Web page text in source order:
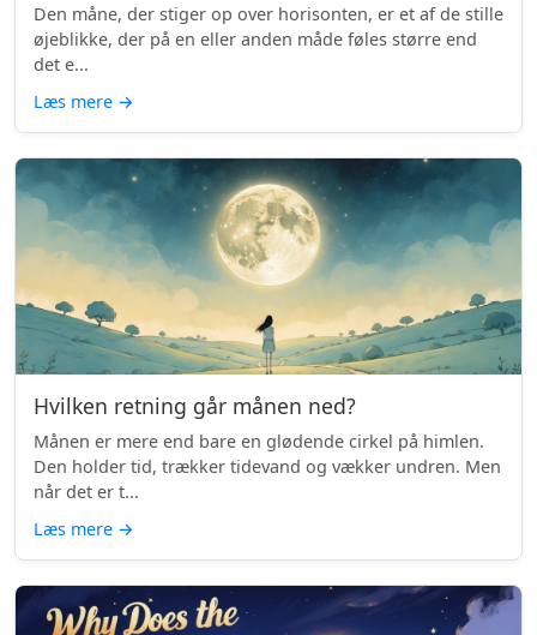
Den måne, der stiger op over horisonten, er et af de stille
øjeblikke, der på en eller anden måde føles større end
det e...
Læs mere →
Hvilken retning går månen ned?
Månen er mere end bare en glødende cirkel på himlen.
Den holder tid, trækker tidevand og vækker undren. Men
når det er t...
Læs mere →